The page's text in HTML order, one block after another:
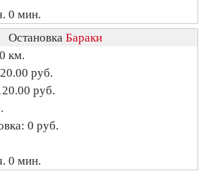
0 мин.
Остановка Бараки
км.
руб.
руб.
0 руб.
0 мин.